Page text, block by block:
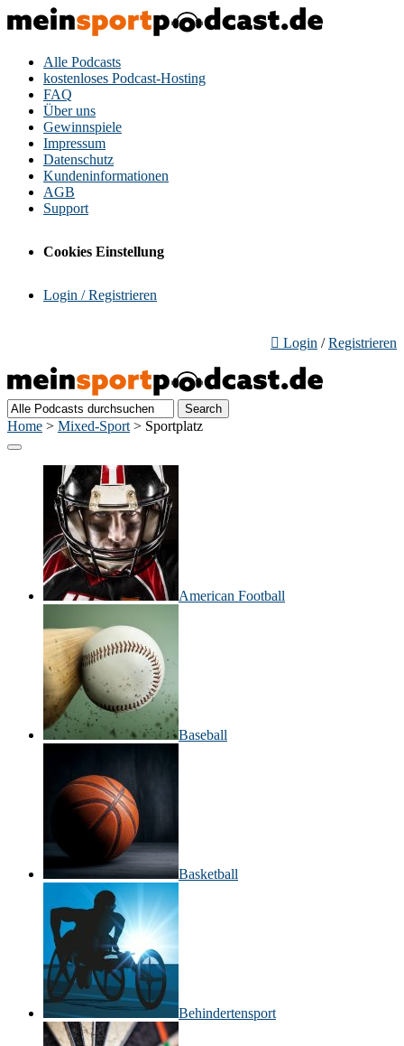
Alle Podcasts
kostenloses Podcast-Hosting
FAQ
Über uns
Gewinnspiele
Impressum
Datenschutz
Kundeninformationen
AGB
Support
Cookies Einstellung
Login / Registrieren
Login /Registrieren
Home > Mixed-Sport > Sportplatz
American Football
Baseball
Basketball
Behinderten­sport